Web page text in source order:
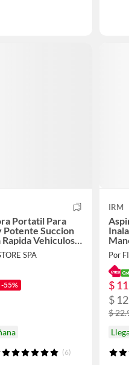
Portatil Para
Potente Succion
Rapida Vehiculos
SPA
-55%
(6)
IRM
Por
$
$
$